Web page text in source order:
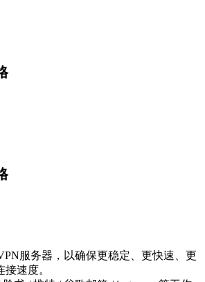
服务器，以确保更稳定、更快速、更
速度。